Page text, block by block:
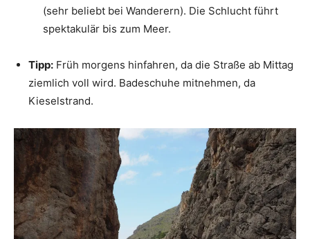
(sehr beliebt bei Wanderern). Die Schlucht führt
spektakulär bis zum Meer.
Tipp: Früh morgens hinfahren, da die Straße ab Mittag
ziemlich voll wird. Badeschuhe mitnehmen, da
Kieselstrand.